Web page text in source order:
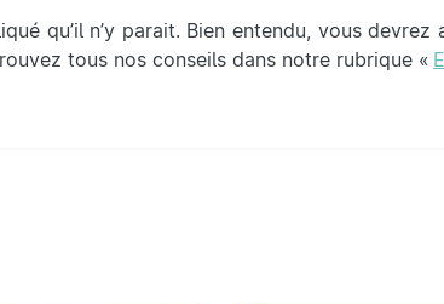
qu’il n’y parait. Bien entendu, vous
tous nos conseils dans notre rubrique «